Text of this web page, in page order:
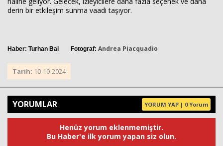
derin bir etkileşim sunma vaadi taşıyor.
Haber: Turhan Bal Fotograf: Andrea Piacquadio
Tarih: 10-10-2024
YORUMLAR YORUM YAP | 0 Yorum
Henüz yorum eklenmemiştir.
Bu Haber'e ilk yorum yapan siz olun.